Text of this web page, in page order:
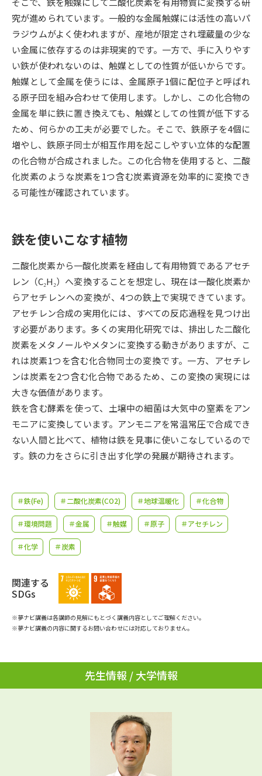
データサイエンス特集 奨学金・特待生制度特集
デジタルパンフレット 進路の３択
新学年スタート号特集ページ
（高3生用）
新学年スタート号特集ページ
（高2生用）
SELFBRAND特集ページ
オープンキャンパスなどを調べる
オープンキャンパス検索 実施プログラムから探す
志望校・出願校を調べる
併願校選び 受験スケジュールを立てよう
先輩が入学を決めた理由 テレメール全国一斉進学調査
新生活お役立ちガイド
学問発見 学問検索
学問のミニ講義「夢ナビ講義」 学問分野解説
学問の教科書
ユーザーサポート
Ｑ＆Ａ よくあるご質問 大学進学IDについて
個人情報取扱規定
訂正のご案内
究が進められています。一般的な金属触媒には活性の高いパ
ラジウムがよく使われますが、産地が限定され埋蔵量の少な
い金属に依存するのは非現実的です。一方で、手に入りやす
い鉄が使われないのは、触媒としての性質が低いからです。
触媒として金属を使うには、金属原子1個に配位子と呼ばれ
る原子団を組み合わせて使用します。しかし、この化合物の
金属を単に鉄に置き換えても、触媒としての性質が低下する
ため、何らかの工夫が必要でした。そこで、鉄原子を4個に
増やし、鉄原子同士が相互作用を起こしやすい立体的な配置
の化合物が合成されました。この化合物を使用すると、二酸
化炭素のような炭素を1つ含む炭素資源を効率的に変換でき
る可能性が確認されています。
鉄を使いこなす植物
二酸化炭素から一酸化炭素を経由して有用物質であるアセチ
レン（C₂H₂）へ変換することを想定し、現在は一酸化炭素か
らアセチレンへの変換が、4つの鉄上で実現できています。
アセチレン合成の実用化には、すべての反応過程を見つけ出
す必要があります。多くの実用化研究では、排出した二酸化
炭素をメタノールやメタンに変換する動きがありますが、こ
れは炭素1つを含む化合物同士の変換です。一方、アセチレ
ンは炭素を2つ含む化合物であるため、この変換の実現には
大きな価値があります。
鉄を含む酵素を使って、土壌中の細菌は大気中の窒素をアン
モニアに変換しています。アンモニアを常温常圧で合成でき
ない人間と比べて、植物は鉄を見事に使いこなしているので
す。鉄の力をさらに引き出す化学の発展が期待されます。
＃鉄(Fe) ＃二酸化炭素(CO2) ＃地球温暖化 ＃化合物
＃環境問題 ＃金属 ＃触媒 ＃原子 ＃アセチレン
＃化学 ＃炭素
関連する
SDGs
※夢ナビ講義は各講師の見解にもとづく講義内容としてご理解ください。
※夢ナビ講義の内容に関するお問い合わせには対応しておりません。
先生情報 / 大学情報